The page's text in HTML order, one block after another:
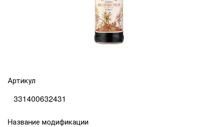
Артикул
331400632431
Название модификации